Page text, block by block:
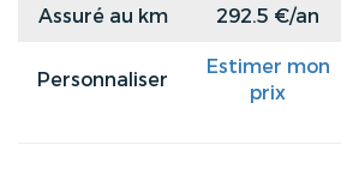
Assuré au km 292.5 €/an
Personnaliser
Estimer mon
prix